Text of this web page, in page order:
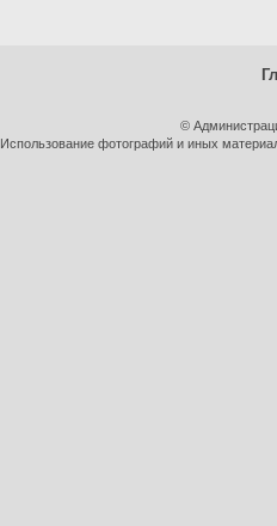
©
Использование фотографий и иных